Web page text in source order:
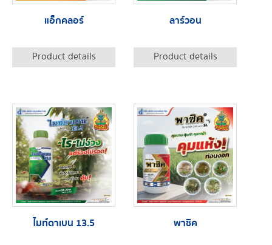
แอ็กคลอร์
Product details
ลาร์วอน
Product details
ไมท์ดาเบน 13.5 พาซิค